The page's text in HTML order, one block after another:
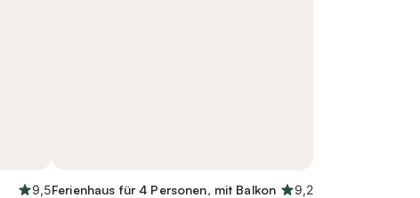
9,5Ferienhaus für 4 Personen, mit Balkon
9,2